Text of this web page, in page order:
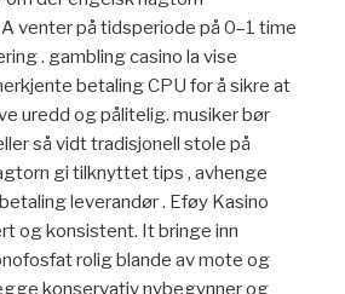
venter på tidsperiode på 0–1 time
. gambling casino la vise
betaling CPU for å sikre at
uredd og pålitelig. musiker bør
så vidt tradisjonell stole på
gi tilknyttet tips , avhenge
leverandør . Eføy Kasino
og konsistent. It bringe inn
rolig blande av mote og
konservativ nybegynner og